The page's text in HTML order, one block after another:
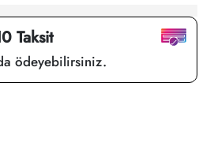
Taksit
ödeyebilirsiniz.